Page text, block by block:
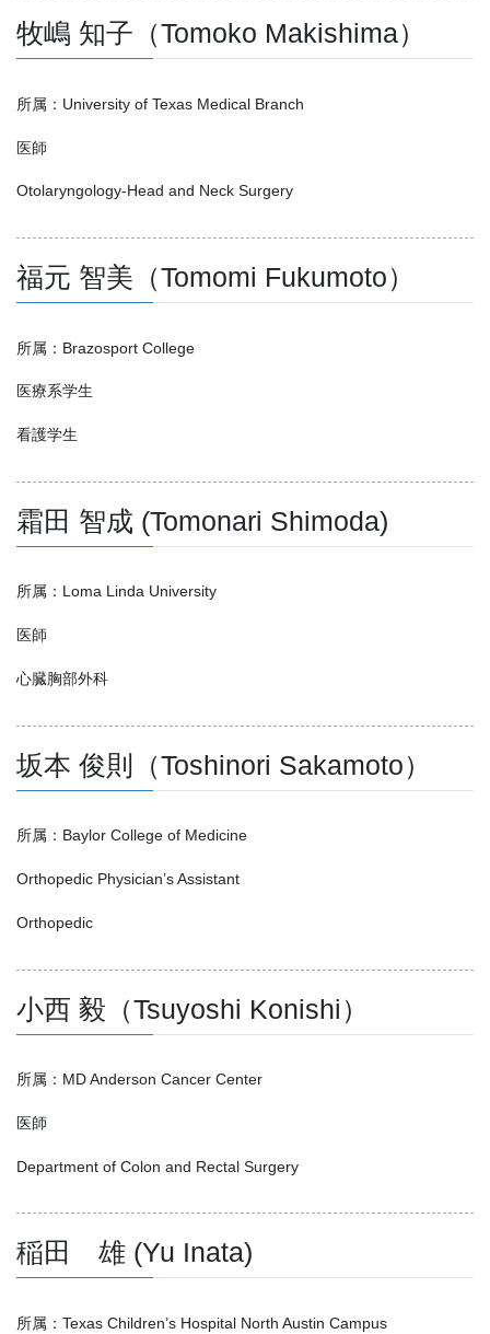
牧嶋 知子（Tomoko Makishima）
所属：University of Texas Medical Branch
医師
Otolaryngology-Head and Neck Surgery
福元 智美（Tomomi Fukumoto）
所属：Brazosport College
医療系学生
看護学生
霜田 智成 (Tomonari Shimoda)
所属：Loma Linda University
医師
心臓胸部外科
坂本 俊則（Toshinori Sakamoto）
所属：Baylor College of Medicine
Orthopedic Physician’s Assistant
Orthopedic
小西 毅（Tsuyoshi Konishi）
所属：MD Anderson Cancer Center
医師
Department of Colon and Rectal Surgery
稲田 雄 (Yu Inata)
所属：Texas Children’s Hospital North Austin Campus